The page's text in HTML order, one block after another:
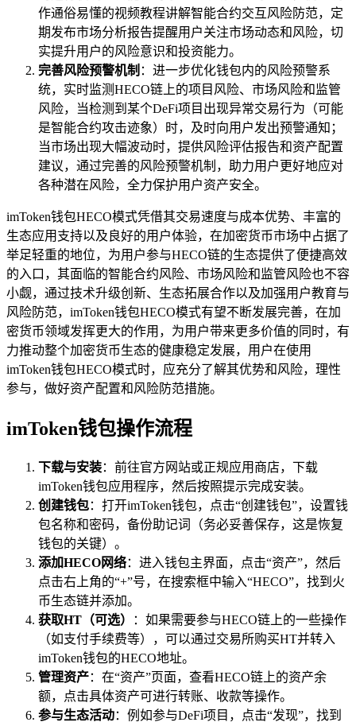
作通俗易懂的视频教程讲解智能合约交互风险防范，定
期发布市场分析报告提醒用户关注市场动态和风险，切
实提升用户的风险意识和投资能力。
完善风险预警机制 ：进一步优化钱包内的风险预警系
统，实时监测HECO链上的项目风险、市场风险和监管
风险，当检测到某个DeFi项目出现异常交易行为（可能
是智能合约攻击迹象）时，及时向用户发出预警通知；
当市场出现大幅波动时，提供风险评估报告和资产配置
建议，通过完善的风险预警机制，助力用户更好地应对
各种潜在风险，全力保护用户资产安全。
imToken钱包HECO模式凭借其交易速度与成本优势、丰富的
生态应用支持以及良好的用户体验，在加密货币市场中占据了
举足轻重的地位，为用户参与HECO链的生态提供了便捷高效
的入口，其面临的智能合约风险、市场风险和监管风险也不容
小觑，通过技术升级创新、生态拓展合作以及加强用户教育与
风险防范，imToken钱包HECO模式有望不断发展完善，在加
密货币领域发挥更大的作用，为用户带来更多价值的同时，有
力推动整个加密货币生态的健康稳定发展，用户在使用
imToken钱包HECO模式时，应充分了解其优势和风险，理性
参与，做好资产配置和风险防范措施。
imToken钱包操作流程
下载与安装：前往官方网站或正规应用商店，下载
imToken钱包应用程序，然后按照提示完成安装。
创建钱包：打开imToken钱包，点击“创建钱包”，设置钱
包名称和密码，备份助记词（务必妥善保存，这是恢复
钱包的关键）。
添加HECO网络：进入钱包主界面，点击“资产”，然后
点击右上角的“+”号，在搜索框中输入“HECO”，找到火
币生态链并添加。
获取HT（可选）
：如果需要参与HECO链上的一些操作
（如支付手续费等），可以通过交易所购买HT并转入
imToken钱包的HECO地址。
管理资产：在“资产”页面，查看HECO链上的资产余
额，点击具体资产可进行转账、收款等操作。
参与生态活动：例如参与DeFi项目，点击“发现”，找到